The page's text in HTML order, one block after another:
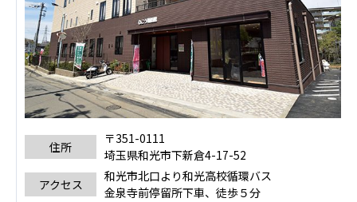
特定非営利活動法人共生フォーラム
一般社団法人フードラボジャパン
特定非営利活動法人日本医療福祉機構
株式会社アメックファーマシー
株式会社エネクト 株式会社 G.com R＆M
海外
住所
〒351-0111
埼玉県和光市下新倉4-17-52
アクセス
和光市北口より和光高校循環バス
金泉寺前停留所下車、徒歩５分